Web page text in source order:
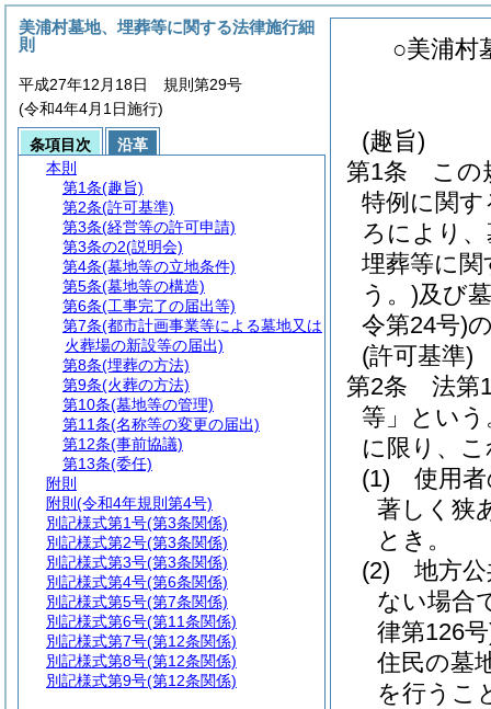
○美浦村
(趣旨)
第1条
この
特例に関す
ろにより
埋葬等に関
う。)及び
令第24号)
(許可基準)
第2条
法第
等」という
に限り、
(1)
使用
著しく狭
とき。
(2)
地方
ない場合
律第126
住民の墓
を行うこ
美浦村墓地、埋葬等に関する法律施行細
則
平成27年12月18日 規則第29号
(令和4年4月1日施行)
条項目次
沿革
本則
第1条(趣旨)
第2条(許可基準)
第3条(経営等の許可申請)
第3条の2(説明会)
第4条(墓地等の立地条件)
第5条(墓地等の構造)
第6条(工事完了の届出等)
第7条(都市計画事業等による墓地又は
火葬場の新設等の届出)
第8条(埋葬の方法)
第9条(火葬の方法)
第10条(墓地等の管理)
第11条(名称等の変更の届出)
第12条(事前協議)
第13条(委任)
附則
附則 (令和4年規則第4号)
別記様式第1号(第3条関係)
別記様式第2号(第3条関係)
別記様式第3号(第3条関係)
別記様式第4号(第6条関係)
別記様式第5号(第7条関係)
別記様式第6号(第11条関係)
別記様式第7号(第12条関係)
別記様式第8号(第12条関係)
別記様式第9号(第12条関係)